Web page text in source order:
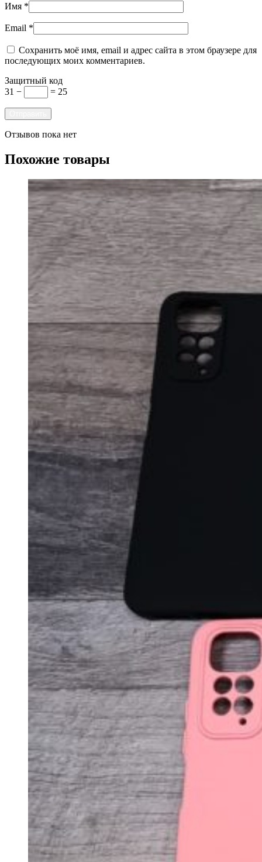
Имя *
Email *
Сохранить моё имя, email и адрес сайта в этом браузере для
последующих моих комментариев.
Защитный код
31 −
= 25
Отзывов пока нет
Похожие товары